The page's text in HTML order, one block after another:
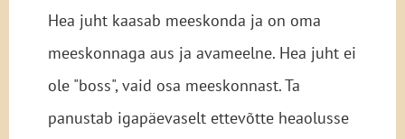
Hea juht kaasab meeskonda ja on oma
meeskonnaga aus ja avameelne. Hea juht ei
ole "boss", vaid osa meeskonnast. Ta
panustab igapäevaselt ettevõtte heaolusse